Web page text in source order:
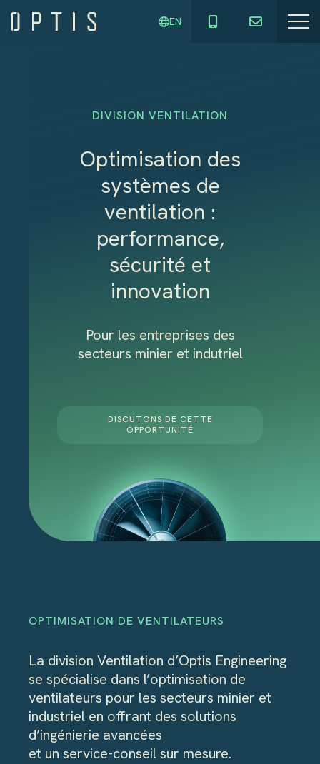
EN
DIVISION VENTILATION
Optimisation des
systèmes de
ventilation :
performance,
sécurité et
innovation
Pour les entreprises des
secteurs minier et indutriel
DISCUTONS DE CETTE
OPPORTUNITÉ
OPTIMISATION DE VENTILATEURS
La division Ventilation d’Optis Engineering
se spécialise dans l’optimisation de
ventilateurs pour les secteurs minier et
industriel en offrant des solutions
d’ingénierie avancées
et un service-conseil sur mesure.